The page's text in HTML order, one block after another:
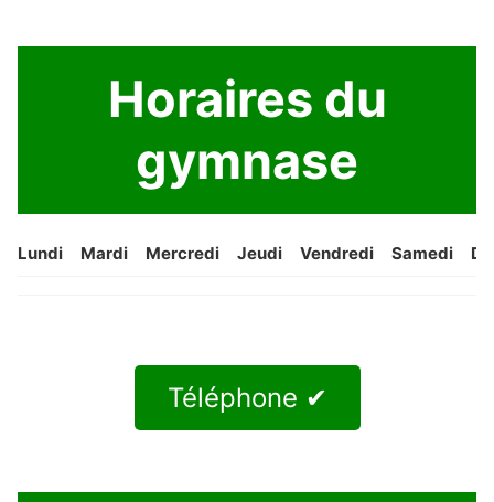
Horaires du
gymnase
Lundi Mardi Mercredi Jeudi Vendredi Samedi
Téléphone ✔